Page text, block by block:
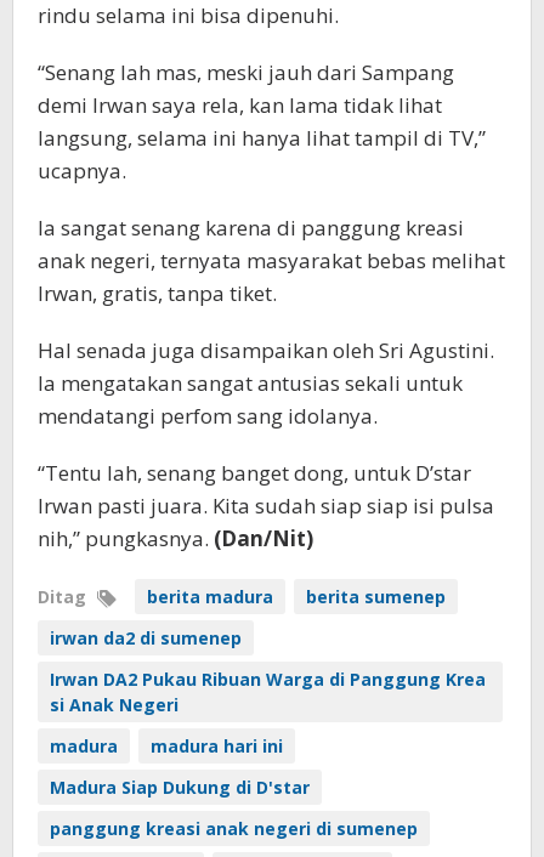
rindu selama ini bisa dipenuhi.
“Senang lah mas, meski jauh dari Sampang
demi Irwan saya rela, kan lama tidak lihat
langsung, selama ini hanya lihat tampil di TV,”
ucapnya.
Ia sangat senang karena di panggung kreasi
anak negeri, ternyata masyarakat bebas melihat
Irwan, gratis, tanpa tiket.
Hal senada juga disampaikan oleh Sri Agustini.
Ia mengatakan sangat antusias sekali untuk
mendatangi perfom sang idolanya.
“Tentu lah, senang banget dong, untuk D’star
Irwan pasti juara. Kita sudah siap siap isi pulsa
nih,” pungkasnya. (Dan/Nit)
Ditag berita madura
berita sumenep
irwan da2 di sumenep
Irwan DA2 Pukau Ribuan Warga di Panggung Krea
si Anak Negeri
madura
madura hari ini
Madura Siap Dukung di D'star
panggung kreasi anak negeri di sumenep